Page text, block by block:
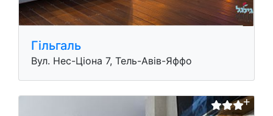
Гiльгаль
Вул. Нес-Цiона 7, Тель-Авів-Яффо